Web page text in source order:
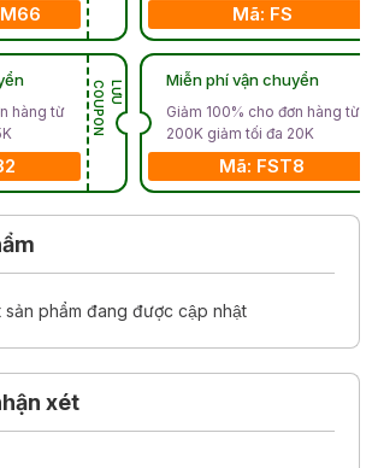
hàng từ
L
Ư
U
C
O
U
P
O
N
Mã: FS
Miễn phí vận chuyển
Giảm 100% cho đơn hàng từ
200K giảm tối đa 20K
Mã: FST8
sản phẩm đang được cập nhật
xét